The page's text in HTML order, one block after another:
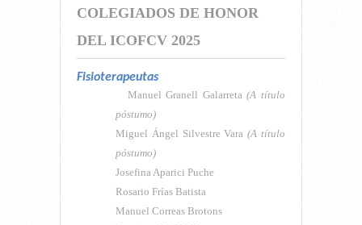
COLEGIADOS DE HONOR
DEL ICOFCV 2025
Fisioterapeutas
Manuel Granell Galarreta(A título
póstumo)
Miguel Ángel Silvestre Vara(A título
póstumo)
Josefina Aparici Puche
Rosario Frías Batista
Manuel Correas Brotons